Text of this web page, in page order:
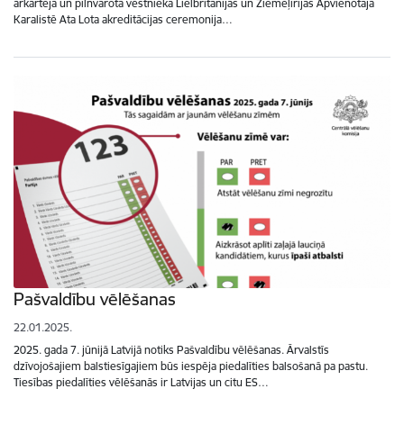
ārkārtējā un pilnvarotā vēstnieka Lielbritānijas un Ziemeļīrijas Apvienotajā
Karalistē Ata Lota akreditācijas ceremonija…
Pašvaldību vēlēšanas
22.01.2025.
2025. gada 7. jūnijā Latvijā notiks Pašvaldību vēlēšanas. Ārvalstīs
dzīvojošajiem balstiesīgajiem būs iespēja piedalīties balsošanā pa pastu.
Tiesības piedalīties vēlēšanās ir Latvijas un citu ES…